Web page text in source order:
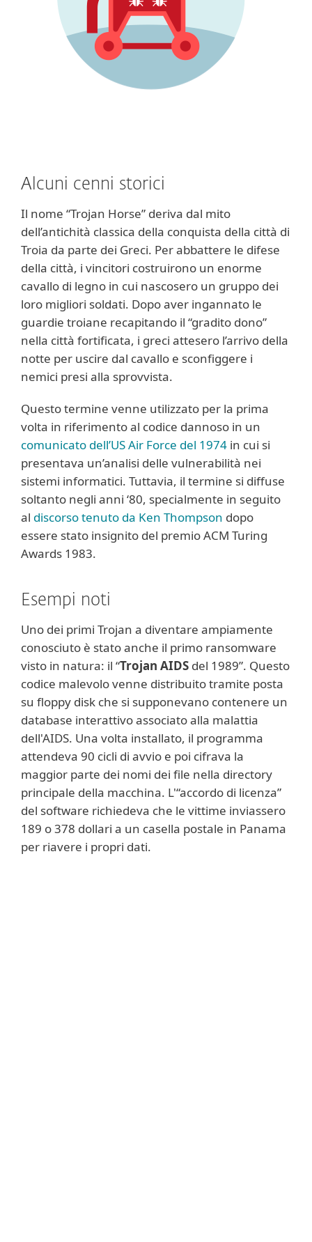
Alcuni cenni storici
Il nome “Trojan Horse” deriva dal mito
dell’antichità classica della conquista della città di
Troia da parte dei Greci. Per abbattere le difese
della città, i vincitori costruirono un enorme
cavallo di legno in cui nascosero un gruppo dei
loro migliori soldati. Dopo aver ingannato le
guardie troiane recapitando il “gradito dono”
nella città fortificata, i greci attesero l’arrivo della
notte per uscire dal cavallo e sconfiggere i
nemici presi alla sprovvista.
Questo termine venne utilizzato per la prima
volta in riferimento al codice dannoso in un
comunicato dell’US Air Force del 1974 in cui si
presentava un’analisi delle vulnerabilità nei
sistemi informatici. Tuttavia, il termine si diffuse
soltanto negli anni ‘80, specialmente in seguito
al discorso tenuto da Ken Thompson dopo
essere stato insignito del premio ACM Turing
Awards 1983.
Esempi noti
Uno dei primi Trojan a diventare ampiamente
conosciuto è stato anche il primo ransomware
visto in natura: il “Trojan AIDS del 1989”. Questo
codice malevolo venne distribuito tramite posta
su floppy disk che si supponevano contenere un
database interattivo associato alla malattia
dell'AIDS. Una volta installato, il programma
attendeva 90 cicli di avvio e poi cifrava la
maggior parte dei nomi dei file nella directory
principale della macchina. L'“accordo di licenza”
del software richiedeva che le vittime inviassero
189 o 378 dollari a un casella postale in Panama
per riavere i propri dati.